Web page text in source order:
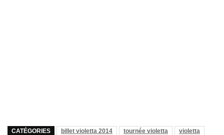
CATÉGORIES billet violetta 2014 tournée violetta
violetta